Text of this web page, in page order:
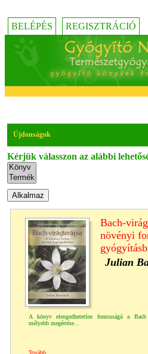
BELÉPÉS REGISZTRÁCIÓ
Újdonságok
Kérjük válasszon az alábbi
Bach-
növényi
Julian
A könyv elengedhetetlen fontosságú a Bach
mélyebb megértése...
Tovább